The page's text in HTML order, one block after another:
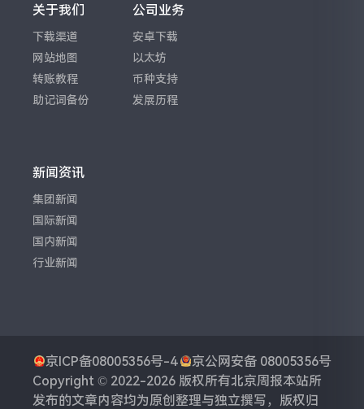
关于我们
下载渠道
网站地图
转账教程
助记词备份
公司业务
安卓下载
以太坊
币种支持
发展历程
新闻资讯
集团新闻
国际新闻
国内新闻
行业新闻
京ICP备08005356号-4
京公网安备 08005356号
Copyright © 2022-2026 版权所有北京周报本站所
发布的文章内容均为原创整理与独立撰写，版权归